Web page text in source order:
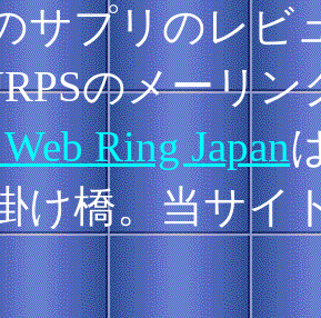
サプリのレビ
のメーリ
Ring Japan
け橋。当サイ